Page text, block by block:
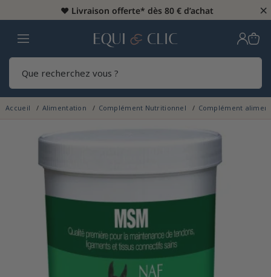
♥️ Livraison offerte* dès 80 € d’achat ×
Home
Accueil Alimentation Complément Nutritionnel Complément